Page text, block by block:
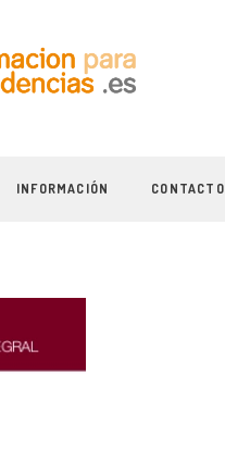
INFORMACIÓN CONTACTO